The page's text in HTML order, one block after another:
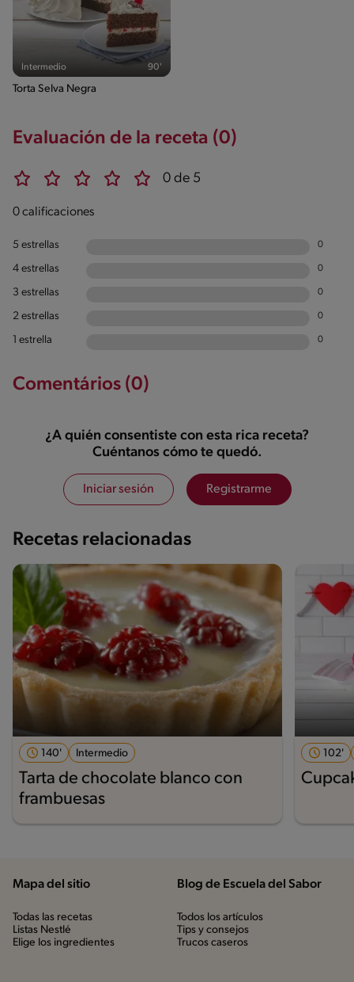
Intermedio 90'
Torta Selva Negra
Evaluación de la receta (0)
0 de 5
0 calificaciones
5 estrellas 0
4 estrellas 0
3 estrellas 0
2 estrellas 0
1 estrella 0
Comentários (0)
¿A quién consentiste con esta rica receta?
Cuéntanos cómo te quedó.
Iniciar sesión Registrarme
Recetas relacionadas
140' Intermedio
Tarta de chocolate blanco con
frambuesas
102'
Mapa del sitio
Todas las recetas
Listas Nestlé
Elige los ingredientes
Blog de Escuela del Sabor
Todos los artículos
Tips y consejos
Trucos caseros